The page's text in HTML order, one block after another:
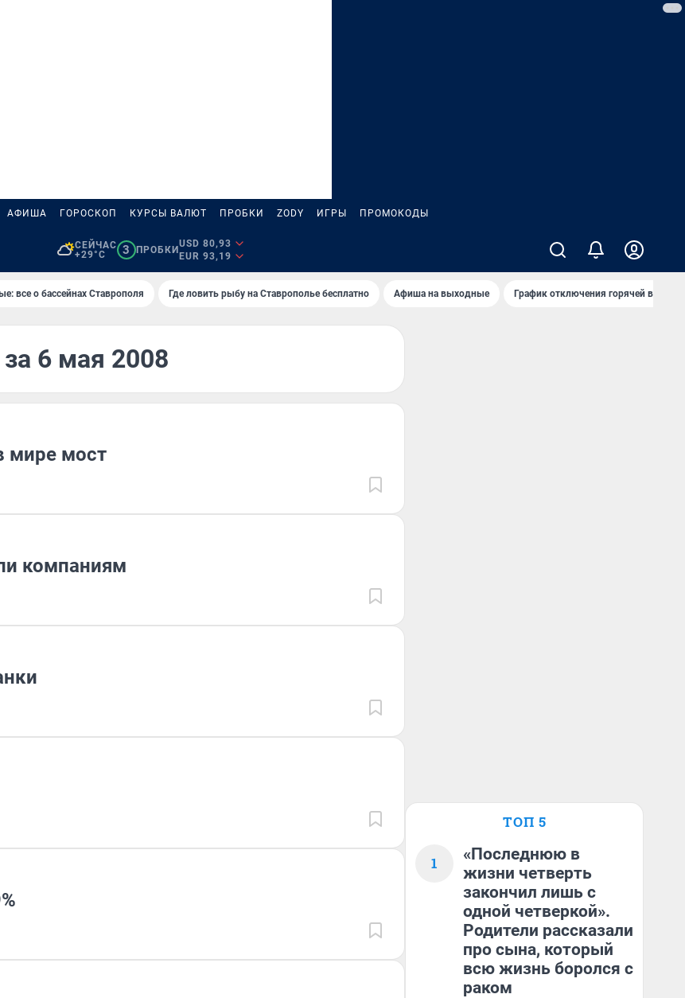
АФИША ГОРОСКОП КУРСЫ ВАЛЮТ ПРОБКИ ZODY ИГРЫ ПРОМОКОДЫ
СЕЙЧАС
+29°C
3 ПРОБКИ
USD 80,93
EUR 93,19
все о бассейнах Ставрополя Где ловить рыбу на Ставрополье бесплатно Афиша на выходные График отключения горячей воды в
6 мая 2008
мире мост
компаниям
ТОП 5
1
«Последнюю в
жизни четверть
закончил лишь с
одной четверкой».
Родители рассказали
про сына, который
всю жизнь боролся с
раком